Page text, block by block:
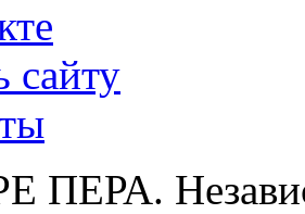
сайту
ПЕРА.